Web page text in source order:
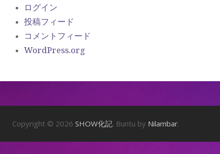
ログイン
投稿フィード
コメントフィード
WordPress.org
Copyright © 2026 SHOW化記. Buntu by Nilambar.